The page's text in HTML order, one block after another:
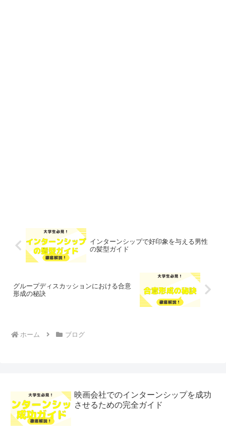
インターンシップで好印象を与える男性
の髪型ガイド
グループディスカッションにおける合意
形成の秘訣
ホーム ブログ
映画会社でのインターンシップを成功
させるための完全ガイド